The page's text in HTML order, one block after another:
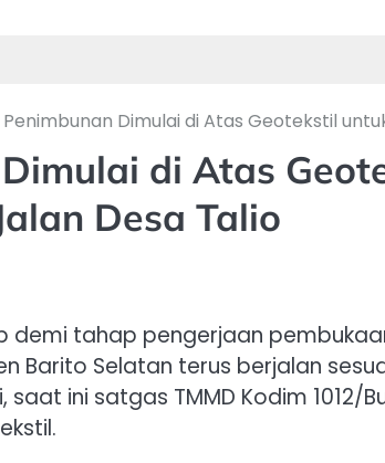
Penimbunan Dimulai di Atas Geotekstil
di Atas
Desa Talio
demi tahap pengerjaan
Barito Selatan terus berjalan
ini satgas TMMD Kodim 1012/